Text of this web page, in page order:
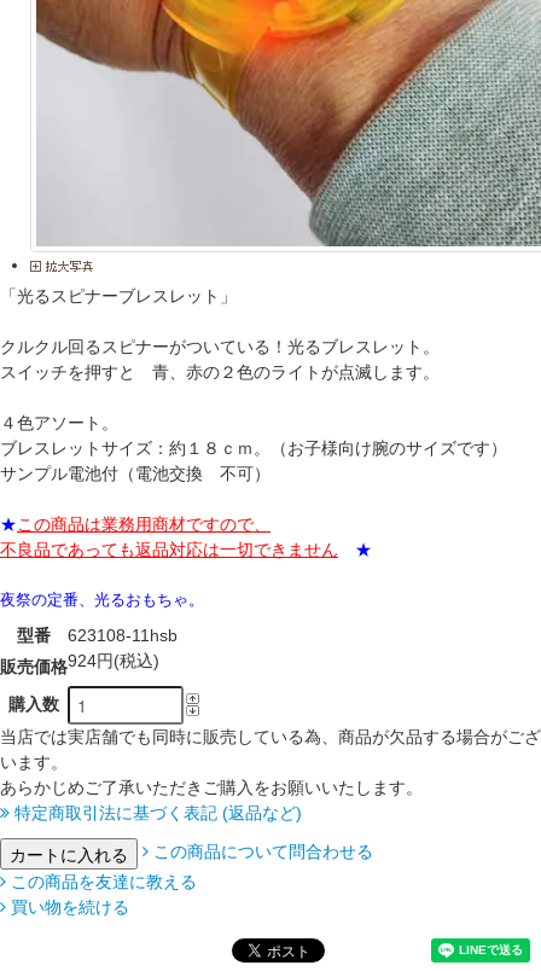
「光るスピナーブレスレット」
クルクル回るスピナーがついている！光るブレスレット。
スイッチを押すと 青、赤の２色のライトが点滅します。
４色アソート。
ブレスレットサイズ：約１８ｃｍ。（お子様向け腕のサイズです）
サンプル電池付（電池交換 不可）
★この商品は業務用商材ですので、
不良品であっても返品対応は一切できません
★
夜祭の定番、光るおもちゃ。
型番
623108-11hsb
販売価格924円(税込)
購入数
当店では実店舗でも同時に販売している為、商品が欠品する場合がござ
います。
あらかじめご了承いただきご購入をお願いいたします。
特定商取引法に基づく表記 (返品など)
この商品について問合わせる
この商品を友達に教える
買い物を続ける